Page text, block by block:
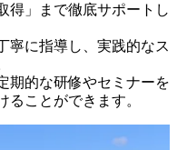
得」まで徹底サポートし
寧に指導し、実践的なス
期的な研修やセミナーを